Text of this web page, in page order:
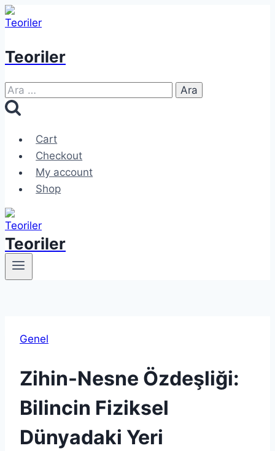
Skip
to
Teoriler
Arama:
Cart
Checkout
My account
Shop
Teoriler
Genel
Zihin-Nesne Özdeşliği:
Bilincin Fiziksel
Dünyadaki Yeri